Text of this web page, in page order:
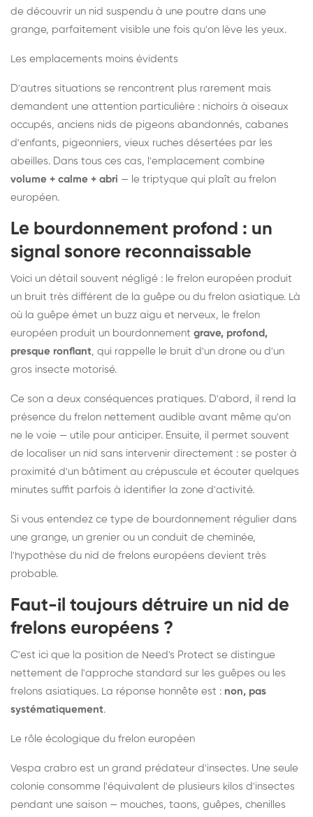
de découvrir un nid suspendu à une poutre dans une
grange, parfaitement visible une fois qu'on lève les yeux.
Les emplacements moins évidents
D'autres situations se rencontrent plus rarement mais
demandent une attention particulière : nichoirs à oiseaux
occupés, anciens nids de pigeons abandonnés, cabanes
d'enfants, pigeonniers, vieux ruches désertées par les
abeilles. Dans tous ces cas, l'emplacement combine
volume + calme + abri — le triptyque qui plaît au frelon
européen.
Le bourdonnement profond : un
signal sonore reconnaissable
Voici un détail souvent négligé : le frelon européen produit
un bruit très différent de la guêpe ou du frelon asiatique. Là
où la guêpe émet un buzz aigu et nerveux, le frelon
européen produit un bourdonnement grave, profond,
presque ronflant, qui rappelle le bruit d'un drone ou d'un
gros insecte motorisé.
Ce son a deux conséquences pratiques. D'abord, il rend la
présence du frelon nettement audible avant même qu'on
ne le voie — utile pour anticiper. Ensuite, il permet souvent
de localiser un nid sans intervenir directement : se poster à
proximité d'un bâtiment au crépuscule et écouter quelques
minutes suffit parfois à identifier la zone d'activité.
Si vous entendez ce type de bourdonnement régulier dans
une grange, un grenier ou un conduit de cheminée,
l'hypothèse du nid de frelons européens devient très
probable.
Faut-il toujours détruire un nid de
frelons européens ?
C'est ici que la position de Need's Protect se distingue
nettement de l'approche standard sur les guêpes ou les
frelons asiatiques. La réponse honnête est : non, pas
systématiquement.
Le rôle écologique du frelon européen
Vespa crabro est un grand prédateur d'insectes. Une seule
colonie consomme l'équivalent de plusieurs kilos d'insectes
pendant une saison — mouches, taons, guêpes, chenilles